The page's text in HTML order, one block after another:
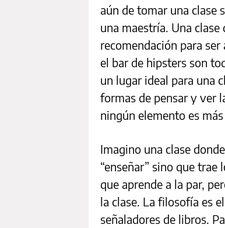
aún de tomar una clase
una maestría. Una
recomendación para
el bar de hipsters son
un lugar ideal para una
formas de pensar y ver
ningún elemento es
Imagino una clase
“enseñar” sino que
que aprende a la par,
la clase. La filosofía es
señaladores de libros.